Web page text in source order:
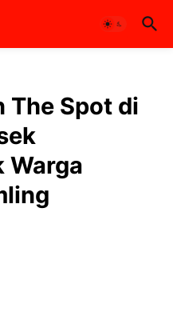
The Spot di
Warga